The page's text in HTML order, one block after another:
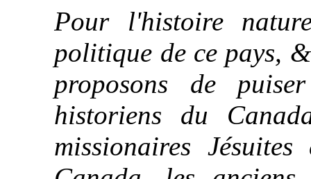
Pour l'histoire
politique de ce pays,
proposons de
historiens du
missionaires